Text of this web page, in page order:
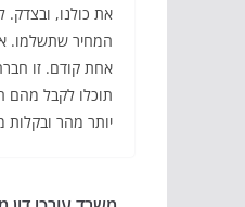
את כולנו,
המחיר שתשלמו.
אחת קודם. זו
תוכלו לקבל מהם
יותר מהר